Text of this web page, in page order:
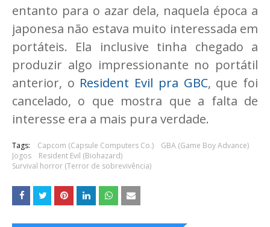
entanto para o azar dela, naquela época a
japonesa não estava muito interessada em
portáteis. Ela inclusive tinha chegado a
produzir algo impressionante no portátil
anterior, o Resident Evil pra GBC, que foi
cancelado, o que mostra que a falta de
interesse era a mais pura verdade.
Tags: Capcom (Capsule Computers Co.)
GBA (Game Boy Advance)
Jogos
Resident Evil (Biohazard)
Survival horror (Terror de sobrevivência)